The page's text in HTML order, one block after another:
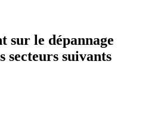
sur le dépannage
secteurs suivants